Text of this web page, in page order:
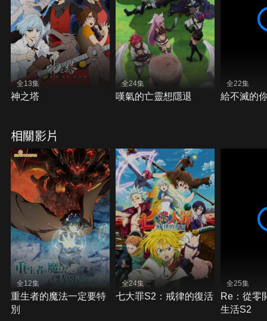
全13集
神之塔
全24集
嘆氣的亡靈想隱退
全22集
給不滅的
相關影片
全12集
重生者的魔法一定要特
別
全24集
七大罪S2：戒律的復活
全25集
Re：從零
生活S2